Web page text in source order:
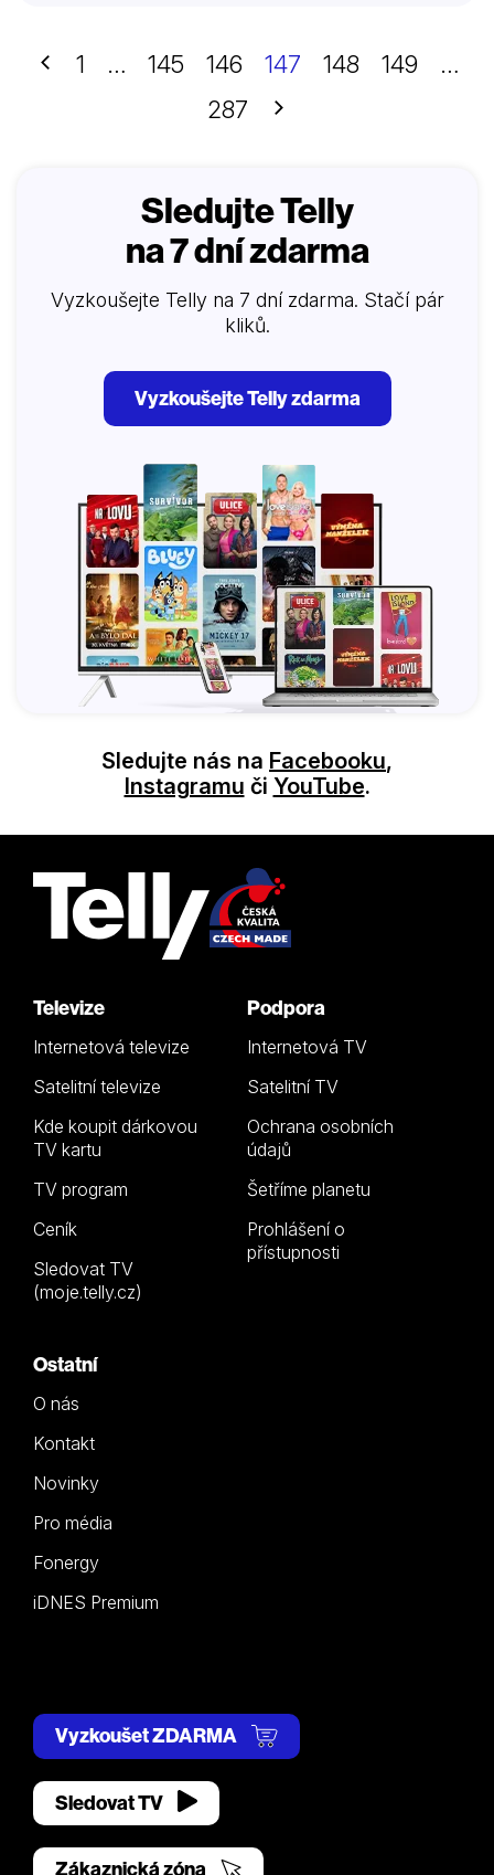
Předchozí
1 … 145 146 147 148 149
…
287
Další
Sledujte Telly
na 7 dní zdarma
Vyzkoušejte Telly na 7 dní zdarma. Stačí pár
kliků.
Vyzkoušejte Telly zdarma
Sledujte nás na Facebooku,
Instagramu či YouTube.
Televize
Internetová televize
Satelitní televize
Kde koupit dárkovou
TV kartu
TV program
Ceník
Sledovat TV
(moje.telly.cz)
Podpora
Internetová TV
Satelitní TV
Ochrana osobních
údajů
Šetříme planetu
Prohlášení o
přístupnosti
Ostatní
O nás
Kontakt
Novinky
Pro média
Fonergy
iDNES Premium
Vyzkoušet ZDARMA
Sledovat TV
Zákaznická zóna